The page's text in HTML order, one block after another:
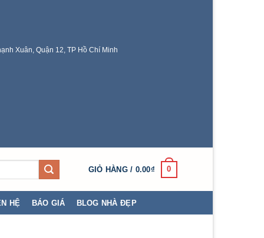
Xuân, Quận 12, TP Hồ Chí Minh
GIỎ HÀNG / 0.00₫ 0
HỆ BÁO GIÁ BLOG NHÀ ĐẸP